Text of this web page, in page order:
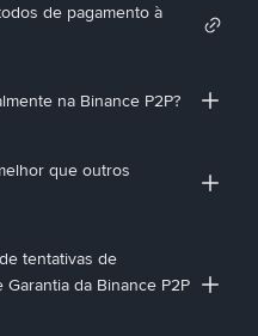
de pagamento à
na Binance P2P?
que outros
tentativas de
da Binance P2P